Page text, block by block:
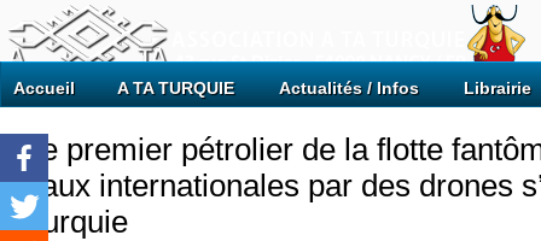
Accueil A TA TURQUIE Actualités / Infos Librairie
Le premier pétrolier de la flotte
eaux internationales par des drones
Turquie